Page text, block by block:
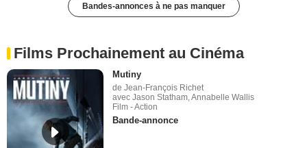
Bandes-annonces à ne pas manquer
Films Prochainement au Cinéma
Mutiny
de Jean-François Richet
avec Jason Statham, Annabelle Wallis
Film - Action
Bande-annonce